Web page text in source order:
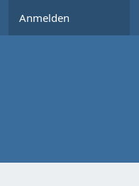
Anmelden